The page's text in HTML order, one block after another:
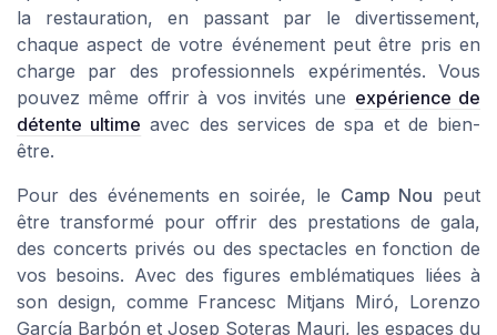
la restauration, en passant par le divertissement,
chaque aspect de votre événement peut être pris en
charge par des professionnels expérimentés. Vous
pouvez même offrir à vos invités une expérience de
détente ultime avec des services de spa et de bien-
être.
Pour des événements en soirée, le Camp Nou peut
être transformé pour offrir des prestations de gala,
des concerts privés ou des spectacles en fonction de
vos besoins. Avec des figures emblématiques liées à
son design, comme Francesc Mitjans Miró, Lorenzo
García Barbón et Josep Soteras Mauri, les espaces du